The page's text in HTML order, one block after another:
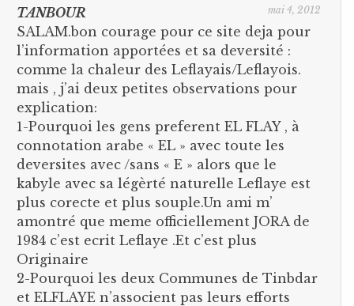
TANBOUR mai 4, 2012
SALAM.bon courage pour ce site deja pour
l’information apportées et sa deversité :
comme la chaleur des Leflayais/Leflayois.
mais , j’ai deux petites observations pour
explication:
1-Pourquoi les gens preferent EL FLAY , à
connotation arabe « EL » avec toute les
deversites avec /sans « E » alors que le
kabyle avec sa légèrté naturelle Leflaye est
plus corecte et plus souple.Un ami m’
amontré que meme officiellement JORA de
1984 c’est ecrit Leflaye .Et c’est plus
Originaire
2-Pourquoi les deux Communes de Tinbdar
et ELFLAYE n’associent pas leurs efforts